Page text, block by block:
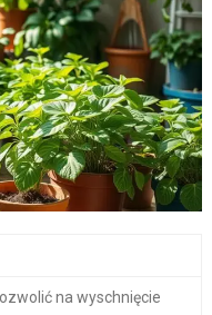
na wyschnięcie